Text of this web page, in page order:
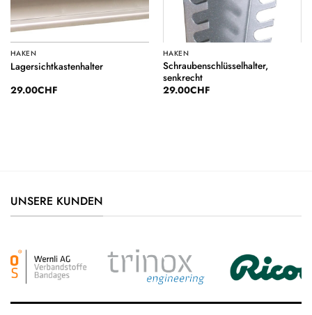
HAKEN
Lagersichtkastenhalter
29.00CHF
HAKEN
Schraubenschlüsselhalter,
senkrecht
29.00CHF
UNSERE KUNDEN